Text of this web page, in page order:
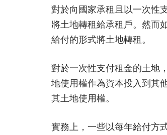
對於向國家承租且以一次性
將土地轉租給承租戶。然而
給付的形式將土地轉租。
對於一次性支付租金的土地
地使用權作為資本投入到其
其土地使用權。
實務上，一些以每年給付方